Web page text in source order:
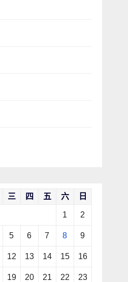
三 四 五 六 日
1 2
5 6 7 8 9
12 13 14 15 16
19 20 21 22 23